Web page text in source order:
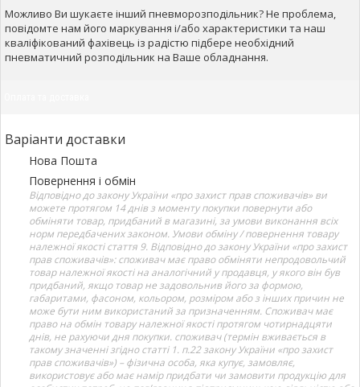
Можливо Ви шукаєте інший пневморозподільник? Не проблема,
повідомте нам його маркування і/або характеристики та наш
кваліфікований фахівець із радістю підбере необхідний
пневматичний розподільник на Ваше обладнання.
Варіанти доставки
Нова Пошта
Повернення і обмін
Відповідно до закону України «про захист прав споживачів» ви
можете протягом 14 днів з моменту покупки повернути або
обміняти товар, придбаний в магазині, за умови виконання всіх
норм передбачених законом. Умови обміну / повернення товару
належної якості стаття 9. Відповідно до закону України «про захист
прав споживачів»: споживач має право обміняти непродовольчий
товар належної якості на аналогічний у продавця, у якого він був
придбаний, якщо товар не задовольнив його за формою,
габаритами, фасоном, кольором, розміром або з інших причин не
може бути ним використаний за призначенням. Споживач має
право на обмін товару належної якості протягом чотирнадцяти
днів, не рахуючи дня покупки. споживач (термін вживається в
такому значенні згідно статті 1. п.22 закону України «про захист
прав споживачів») – фізична особа, яка купує, замовляє,
використовує або має намір придбати чи замовити продукцію для